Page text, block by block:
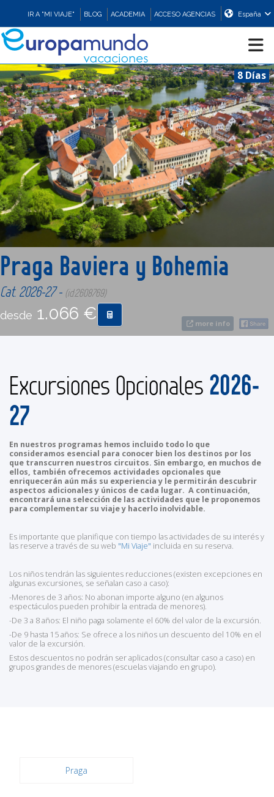
IR A "MI VIAJE" BLOG ACADEMIA ACCESO AGENCIAS España
CRUCEROS
EUROPA
ASIA
ORIENTE
PROMOCIONES
COMPRAR
CONTACTO
8 Días
more info
Praga Baviera y Bohemia
Cat. 2026-27 - (id:2608769)
desde 1.066 €
Excursiones Opcionales 2026-
27
En nuestros programas hemos incluido todo lo que
consideramos esencial para conocer bien los destinos por los
que transcurren nuestros circuitos. Sin embargo, en muchos de
ellos, también ofrecemos actividades opcionales que
enriquecerán aún más su experiencia y le permitirán descubrir
aspectos adicionales y únicos de cada lugar. A continuación,
encontrará una selección de las actividades que le proponemos
para complementar su viaje y hacerlo inolvidable.
Es importante que planifique con tiempo las actividades de su interés y
las reserve a través de su web "Mi Viaje" incluida en su reserva.
Los niños tendrán las siguientes reducciones (existen excepciones en
algunas excursiones, se señalan caso a caso):
-Menores de 3 años: No abonan importe alguno (en algunos
espectáculos pueden prohibir la entrada de menores).
-De 3 a 8 años: El niño paga solamente el 60% del valor de la excursión.
-De 9 hasta 15 años: Se ofrece a los niños un descuento del 10% en el
valor de la excursión.
Estos descuentos no podrán ser aplicados (consultar caso a caso) en
grupos grandes de menores (escuelas viajando en grupo).
Praga